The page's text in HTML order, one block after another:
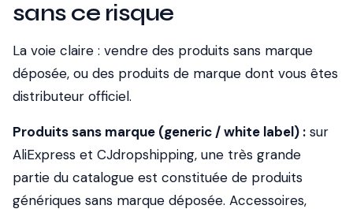
sans ce risque
La voie claire : vendre des produits sans marque
déposée, ou des produits de marque dont vous êtes
distributeur officiel.
Produits sans marque (generic / white label) : sur
AliExpress et CJdropshipping, une très grande
partie du catalogue est constituée de produits
génériques sans marque déposée. Accessoires,